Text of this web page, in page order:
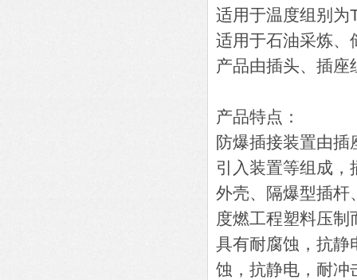
适用于温度组别为
适用于石油采炼、
产品由插头、插座
产品特点：
防爆插接装置由
引入装置等组成，
外壳、隔爆型插杆
度燃工程塑料压制
具有耐腐蚀，抗静
蚀，抗静电，耐冲